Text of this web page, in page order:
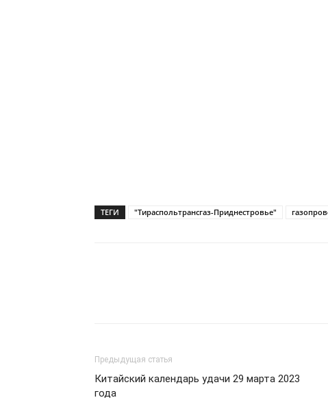
ТЕГИ "Тираспольтрансгаз-Приднестровье"
Предыдущая статья
Китайский календарь удачи 29 марта 2023
года